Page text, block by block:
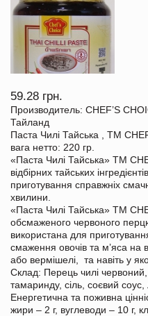
59.28 грн.
Производитель: CHEF’S
Тайланд
Паста Чилі Тайська , TM
вага нетто: 220 гр.
«Паста Чилі Тайська» TM
відбірних тайських
приготування справжніх
хвилини.
«Паста Чилі Тайська» TM
обсмаженого червоного
використана для
смаження овочів та м’яса на
або вермішелі, та навіть у
Склад: Перець чилі червоний,
тамаринду, сіль, соєвий
Енергетична та поживна
жири – 2 г, вуглеводи – 10 г,